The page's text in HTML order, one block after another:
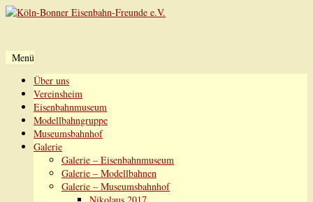
Menü
Zum
Inhalt
springen
Über uns
Vereinsheim
Eisenbahnmuseum
Modellbahngruppe
Museumsbahnhof
Galerie
Galerie – Eisenbahnmuseum
Galerie – Modellbahnen
Galerie – Museumsbahnhof